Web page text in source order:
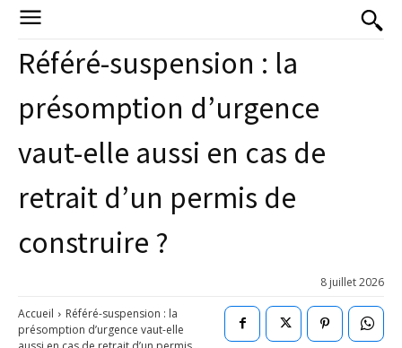
Référé-suspension : la
présomption d’urgence
vaut-elle aussi en cas de
retrait d’un permis de
construire ?
8 juillet 2026
Accueil
Référé-suspension : la
présomption d’urgence vaut-elle